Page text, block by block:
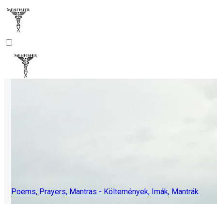
Poems, Prayers, Mantras - Költemények, Imák, Mantrák